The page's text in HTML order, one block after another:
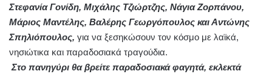
Στεφανία Γονίδη, Μιχάλης Τζιώρτζης, Νάγια Ζορπάνου,
Μάριος Μαντέλης, Βαλέρης Γεωργόπουλος και Αντώνης
Σπηλιόπουλος, για να ξεσηκώσουν τον κόσμο με λαϊκά,
νησιώτικα και παραδοσιακά τραγούδια.
Στο πανηγύρι θα βρείτε παραδοσιακά φαγητά, εκλεκτά